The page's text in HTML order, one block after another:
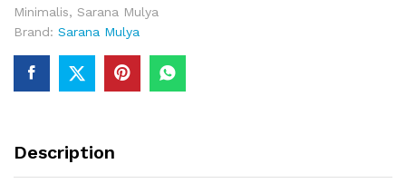
Minimalis, Sarana Mulya
Brand: Sarana Mulya
Description